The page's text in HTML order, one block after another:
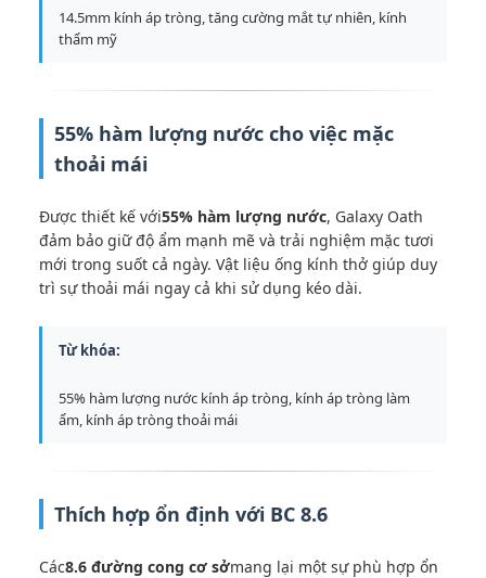
14.5mm kính áp tròng, tăng cường mắt tự nhiên, kính
thẩm mỹ
55% hàm lượng nước cho việc mặc
thoải mái
Được thiết kế với55% hàm lượng nước, Galaxy Oath
đảm bảo giữ độ ẩm mạnh mẽ và trải nghiệm mặc tươi
mới trong suốt cả ngày. Vật liệu ống kính thở giúp duy
trì sự thoải mái ngay cả khi sử dụng kéo dài.
Từ khóa:
55% hàm lượng nước kính áp tròng, kính áp tròng làm
ẩm, kính áp tròng thoải mái
Thích hợp ổn định với BC 8.6
Các8.6 đường cong cơ sởmang lại một sự phù hợp ổn